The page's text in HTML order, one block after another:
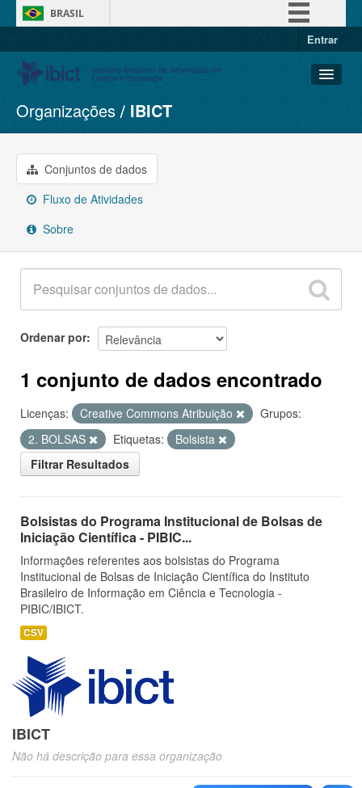
BRASIL
Entrar
Conjuntos de dados
Organizações
Grupos
Sobre
Organizações IBICT
Conjuntos de dados
Fluxo de Atividades
Sobre
Ordenar por
1 conjunto de dados encontrado
Licenças: Creative Commons Atribuição
Grupos:
2. BOLSAS
Etiquetas:
Bolsista
Filtrar Resultados
Bolsistas do Programa Institucional de Bolsas de
Iniciação Científica - PIBIC...
Informações referentes aos bolsistas do Programa
Institucional de Bolsas de Iniciação Científica do Instituto
Brasileiro de Informação em Ciência e Tecnologia -
PIBIC/IBICT.
CSV
IBICT
Não há descrição para essa organização